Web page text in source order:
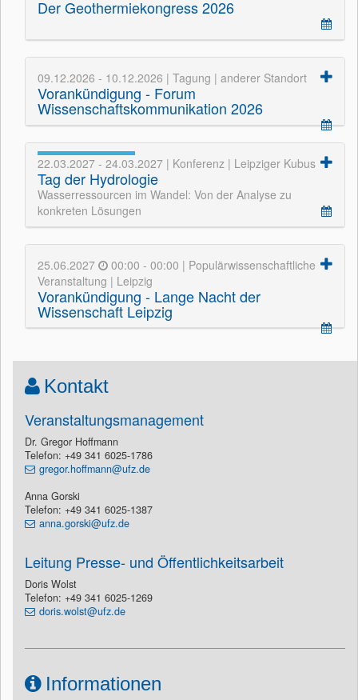
Der Geothermiekongress 2026
09.12.2026 - 10.12.2026 | Tagung | anderer Standort
Vorankündigung - Forum
Wissenschaftskommunikation 2026
22.03.2027 - 24.03.2027 | Konferenz | Leipziger Kubus
Tag der Hydrologie
Wasserressourcen im Wandel: Von der Analyse zu
konkreten Lösungen
25.06.2027
00:00 - 00:00 | Populärwissenschaftliche
Veranstaltung | Leipzig
Vorankündigung - Lange Nacht der
Wissenschaft Leipzig
Kontakt
Veranstaltungsmanagement
Dr. Gregor Hoffmann
Telefon: +49 341 6025-1786
gregor.hoffmann@ufz.de
Anna Gorski
Telefon: +49 341 6025-1387
anna.gorski@ufz.de
Leitung Presse- und Öffentlichkeitsarbeit
Doris Wolst
Telefon: +49 341 6025-1269
doris.wolst@ufz.de
Informationen